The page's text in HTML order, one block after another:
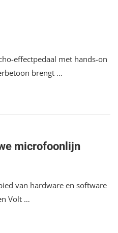
effectpedaal met hands-on
brengt …
microfoonlijn
van hardware en software
Volt …